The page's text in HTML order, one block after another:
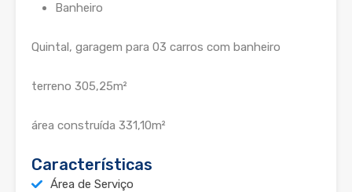
Banheiro
Quintal, garagem para 03 carros com banheiro
terreno 305,25m²
área construída 331,10m²
Características
Área de Serviço